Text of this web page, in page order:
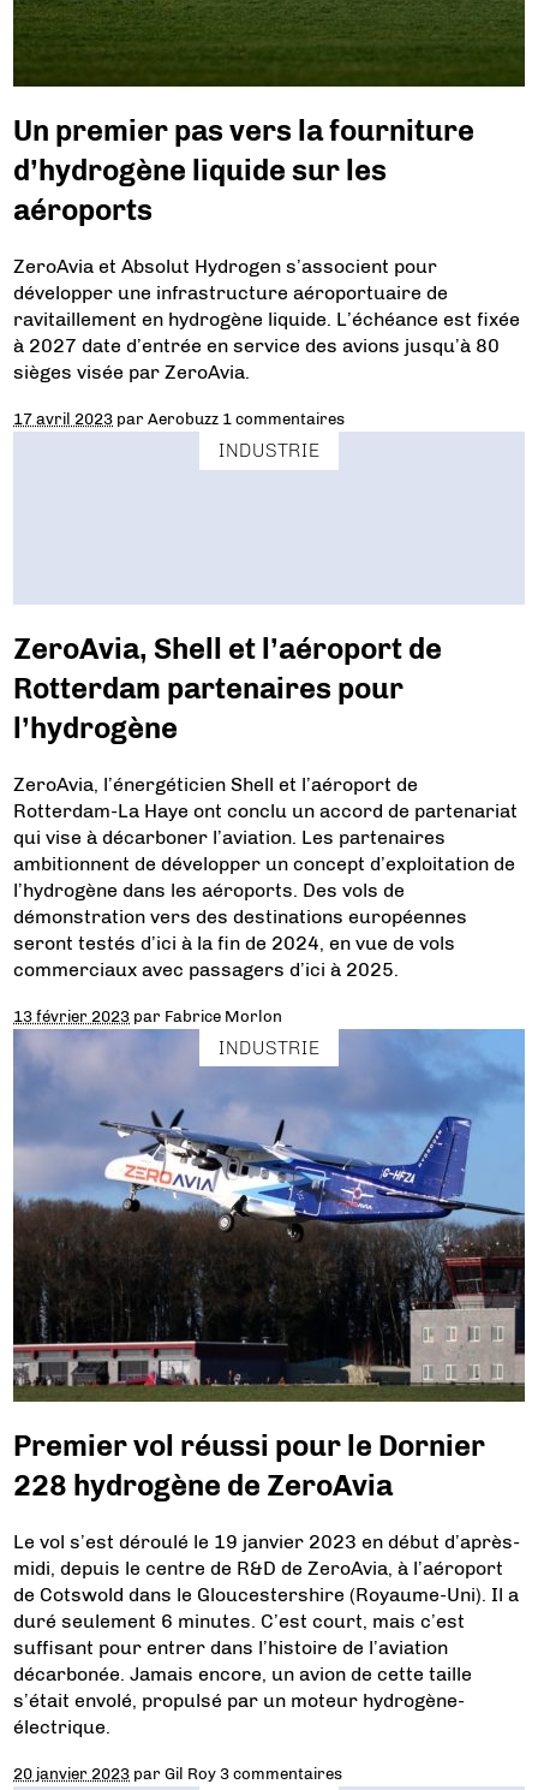
Un premier pas vers la fourniture
d’hydrogène liquide sur les
aéroports
ZeroAvia et Absolut Hydrogen s’associent pour
développer une infrastructure aéroportuaire de
ravitaillement en hydrogène liquide. L’échéance est fixée
à 2027 date d’entrée en service des avions jusqu’à 80
sièges visée par ZeroAvia.
17 avril 2023 parAerobuzz 1 commentaires
INDUSTRIE
ZeroAvia, Shell et l’aéroport de
Rotterdam partenaires pour
l’hydrogène
ZeroAvia, l’énergéticien Shell et l’aéroport de
Rotterdam-La Haye ont conclu un accord de partenariat
qui vise à décarboner l’aviation. Les partenaires
ambitionnent de développer un concept d’exploitation de
l’hydrogène dans les aéroports. Des vols de
démonstration vers des destinations européennes
seront testés d’ici à la fin de 2024, en vue de vols
commerciaux avec passagers d’ici à 2025.
13 février 2023 par Fabrice Morlon
INDUSTRIE
Premier vol réussi pour le Dornier
228 hydrogène de ZeroAvia
Le vol s’est déroulé le 19 janvier 2023 en début d’après-
midi, depuis le centre de R&D de ZeroAvia, à l’aéroport
de Cotswold dans le Gloucestershire (Royaume-Uni). Il a
duré seulement 6 minutes. C’est court, mais c’est
suffisant pour entrer dans l’histoire de l’aviation
décarbonée. Jamais encore, un avion de cette taille
s’était envolé, propulsé par un moteur hydrogène-
électrique.
20 janvier 2023 parGil Roy 3 commentaires